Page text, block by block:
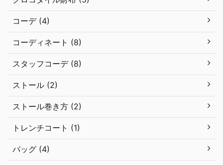
コーデ (4)
コーディネート (8)
スタッフコーデ (8)
ストール (2)
ストール巻き方 (2)
トレンチコート (1)
バッグ (4)